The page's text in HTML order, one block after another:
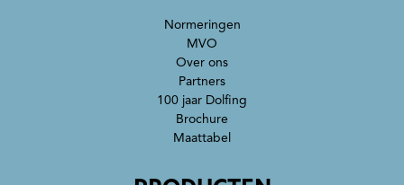
Normeringen
MVO
Over ons
Partners
100 jaar Dolfing
Brochure
Maattabel